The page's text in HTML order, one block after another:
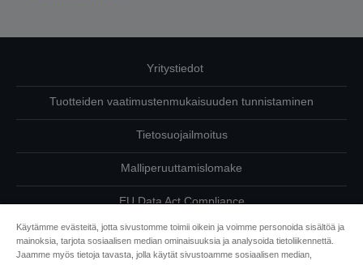
Yritystiedot
Tuotteiden vaatimustenmukaisuuden tunnistaminen
Tietosuojailmoitus
Malliperuuttamislomake
EU Data Act Compliance
Ota meihin yhteyttä omista tiedoistasi
Käytämme evästeitä, jotta sivustomme toimii oikein ja voimme personoida sisältöä ja
mainoksia, tarjota sosiaalisen median ominaisuuksia ja analysoida tietoliikennettä.
Jaamme myös tietoja tavasta, jolla käytät sivustoamme sosiaalisen median,